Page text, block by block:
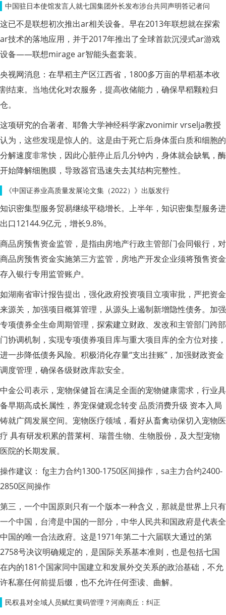
中国驻日本使馆发言人就七国集团外长发布涉台共同声明答记者问
这已不是联想初次推出ar相关设备。早在2013年联想就在探索
ar技术的落地应用，并于2017年推出了全球首款沉浸式ar游戏
设备——联想mirage ar智能头盔套装。
央视网消息：在早稻主产区江西省，1800多万亩的早稻基本收
割结束。当地优化对农服务，提高收储能力，确保早稻颗粒归
仓。
这项研究的合著者、耶鲁大学神经科学家zvonimir vrselja教授
认为，这些发现是惊人的。这是由于死亡后身体蛋白质和细胞的
分解速度非常快，因此心脏停止后几分钟内，身体就会缺氧，酶
开始降解细胞膜，导致器官迅速失去其结构完整性。
《中国证券业高质量发展论文集（2022）》出版发行
知识密集型服务贸易继续平稳增长。上半年，知识密集型服务进
出口12144.9亿元，增长9.8%。
商品房预售资金监管，是指由房地产行政主管部门会同银行，对
商品房预售资金实施第三方监管，房地产开发企业须将预售资金
存入银行专用监管账户。
如湖南省审计报告提出，强化政府投资项目立项审批，严把资金
来源关，加强项目概算管理，从源头上遏制新增隐性债务。加强
专项债券全生命周期管理，探索建立财政、发改和主管部门跨部
门协调机制，实现专项债券项目库与重大项目库的全方位对接，
进一步降低债务风险。积极消化存量“支出挂账”，加强财政资金
调度管理，确保各级财政库款安全。
中金公司表示，宠物保健旨在满足全面的宠物健康需求，行业具
备早期高成长属性，养宠保健观念转变 品质消费升级 资本入局
铸就广阔发展空间。宠物医疗领域，看好从畜禽动保切入宠物医
疗 具有研发积累的普莱柯、瑞普生物、生物股份，及大型宠物
医院的长期发展。
操作建议： fg主力合约1300-1750区间操作，sa主力合约2400-
2850区间操作
第三，一个中国原则只有一个版本一种含义，那就是世界上只有
一个中国，台湾是中国的一部分，中华人民共和国政府是代表全
中国的唯一合法政府。这是1971年第二十六届联大通过的第
2758号决议明确规定的，是国际关系基本准则，也是包括七国
在内的181个国家同中国建立和发展外交关系的政治基础，不允
许私塞任何前提后缀，也不允许任何歪读、曲解。
民权县对全域人员赋红黄码管理？河南商丘：纠正